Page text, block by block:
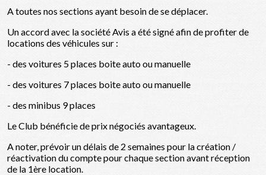
A toutes nos sections ayant besoin de se déplacer.
Un accord avec la société Avis a été signé afin de profiter de
locations des véhicules sur :
- des voitures 5 places boite auto ou manuelle
- des voitures 7 places boite auto ou manuelle
- des minibus 9 places
Le Club bénéficie de prix négociés avantageux.
A noter, prévoir un délais de 2 semaines pour la création /
réactivation du compte pour chaque section avant réception
de la 1ère location.